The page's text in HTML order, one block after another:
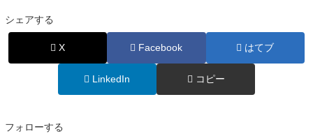
シェアする
X Facebook はてブ
LinkedIn コピー
フォローする